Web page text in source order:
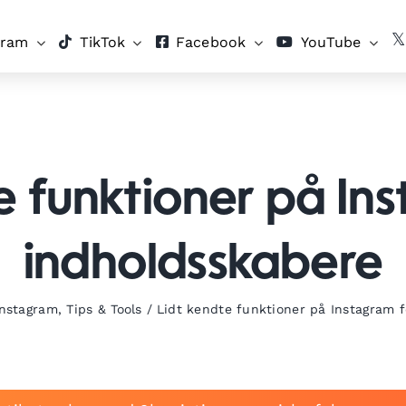
TikTok Facebook YouTube
funktioner på
indholdsskabere
,Tips & Tools / Lidt kendte funktioner på Instagram